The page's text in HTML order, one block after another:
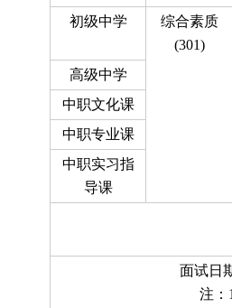
初级中学
综合素质
(301)
高级中学
中职文化课
中职专业课
中职实习指
导课
面试日
注：